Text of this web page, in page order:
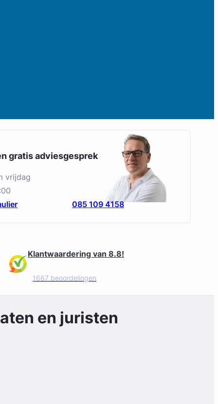
gratis adviesgesprek
vrijdag
085 109 4158
Klantwaardering van 8.8!
1667 beoordelingen
en juristen